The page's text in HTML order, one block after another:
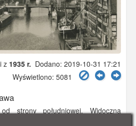
z 1935 r. Dodano: 2019-10-31 17:21
Wyświetlono: 5081
strony południowej. Widoczna
a także mosty: Krowi i Zielony.